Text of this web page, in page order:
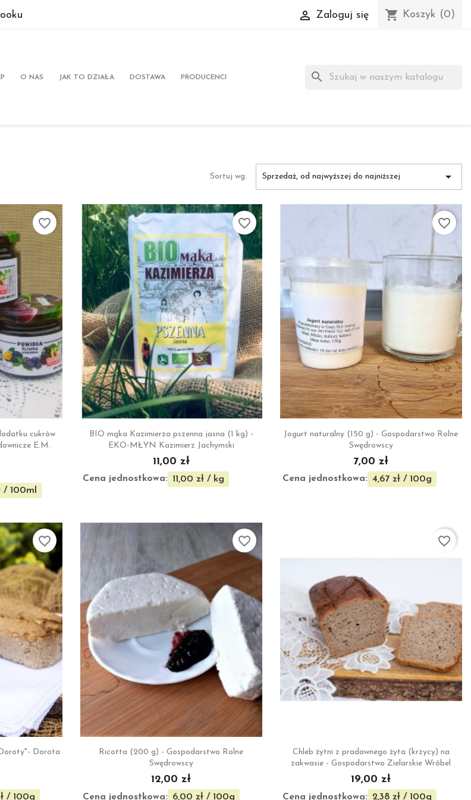
 Zaloguj się shopping_cart Koszyk (0)
O NAS JAK TO DZIAŁA DOSTAWA PRODUCENCI search
Sortuj wg: Sprzedaż, od najwyższej do najniższej 
cukrów
E.M.
/ 100ml
favorite_border
Szybki podgląd
BIO mąka Kazimierza pszenna jasna (1 kg) -
EKO-MŁYN Kazimierz Jachymski
11,00 zł
Cena jednostkowa: 11,00 zł / kg
favorite_border
Szybki podgląd
Jogurt naturalny (150 g) - Gospodarstwo Rolne
Swędrowscy
7,00 zł
Cena jednostkowa: 4,67 zł / 100g
favorite_border
Dorota
/ 100g
favorite_border
Szybki podgląd
Ricotta (200 g) - Gospodarstwo Rolne
Swędrowscy
12,00 zł
Cena jednostkowa: 6,00 zł / 100g
favorite_border
Szybki podgląd
Chleb żytni z pradawnego żyta (krzycy) na
zakwasie - Gospodarstwo Zielarskie Wróbel
19,00 zł
Cena jednostkowa: 2,38 zł / 100g
favorite_border